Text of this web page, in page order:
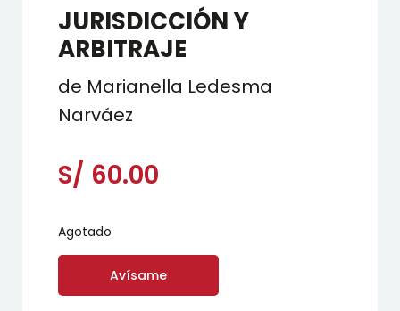
JURISDICCIÓN Y
ARBITRAJE
de Marianella Ledesma
Narváez
S/ 60.00
Agotado
Avísame